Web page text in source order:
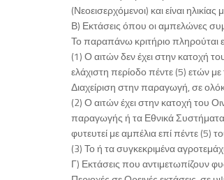
(Νεοεισερχόμενοι) και είναι
Β) Εκτάσεις όπου οι αμπελώνες
Το παραπάνω κριτήριο πληρούται
(1) Ο αιτών δεν έχει στην κατοχή
ελάχιστη περίοδο πέντε (5) ετών
Διαχείριση στην παραγωγή, σε
(2) Ο αιτών έχει στην κατοχή του
παραγωγής ή τα Εθνικά
φυτευτεί με αμπέλια επί πέντε (5)
(3) Το ή τα συγκεκριμένα
Γ) Εκτάσεις που αντιμετωπίζουν